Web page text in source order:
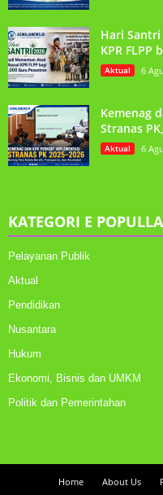
Hari Santri
KPR FLPP
Aktual 6
Kemenag
Stranas
Aktual 6
KATEGORI E
Pelayanan Publik
Aktual
Pendidikan
Nusantara
Hukum
Ekonomi, Bisnis dan UMKM
Politik dan Pemerintahan
Home About Us